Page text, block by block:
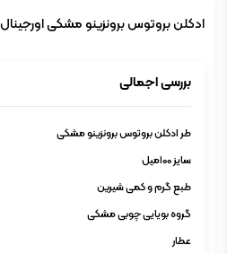
ادکلن بروتوس برونزینو مشکی اورجینال
بررسی اجمالی
طر ادکلن بروتوس برونزینو مشکی
سایز 100میل
طبع گرم و کمی شیرین
گروه بویایی چوبی مشکی
عطار